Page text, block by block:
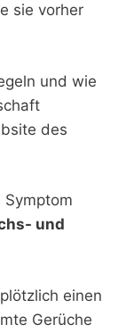
sie vorher
und wie
des
und
einen
Gerüche